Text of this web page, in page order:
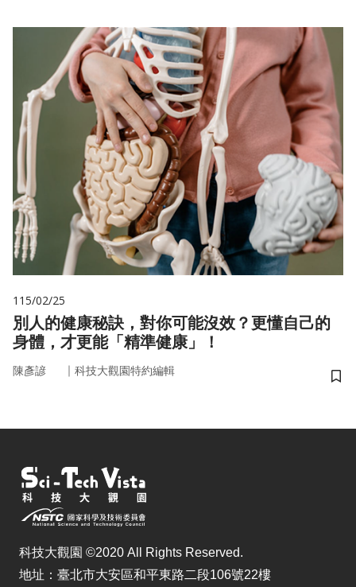
115/02/25
別人的健康秘訣，對你可能沒效？更懂自己的
身體，才更能「精準健康」！
陳彥諺 ｜ 科技大觀園特約編輯
儲
科技大觀園 ©2020 All Rights Reserved.
地址：臺北市大安區和平東路二段106號22樓